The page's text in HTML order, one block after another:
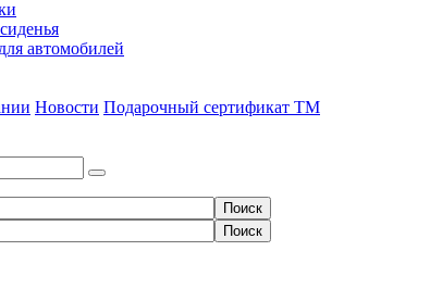
автомобилей
Новости Подарочный сертификат ТМ